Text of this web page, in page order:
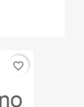
favorite_border